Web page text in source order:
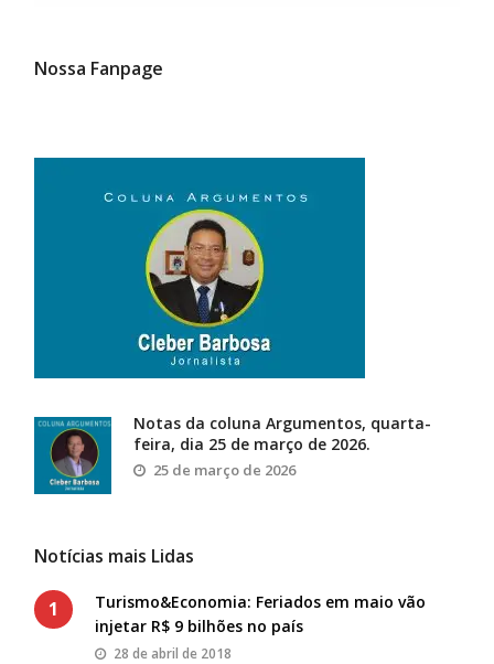
Nossa Fanpage
Notas da coluna Argumentos, quarta-
feira, dia 25 de março de 2026.
25 de março de 2026
Notícias mais Lidas
1
Turismo&Economia: Feriados em maio vão
injetar R$ 9 bilhões no país
28 de abril de 2018